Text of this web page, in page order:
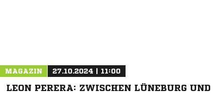
MAGAZIN 27.10.2024 | 11:00
LEON PERERA: ZWISCHEN LÜNEBURG UND